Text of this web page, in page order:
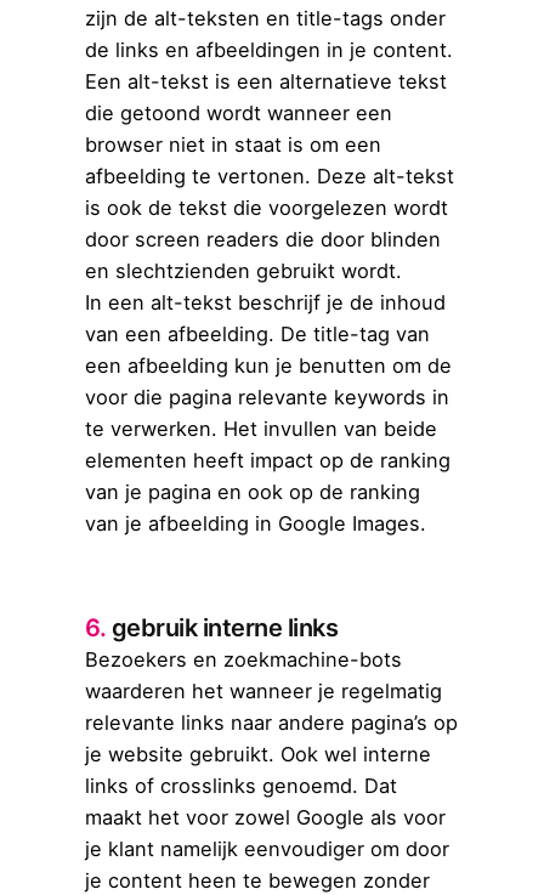
zijn de alt-teksten en title-tags onder
de links en afbeeldingen in je content.
Een alt-tekst is een alternatieve tekst
die getoond wordt wanneer een
browser niet in staat is om een
afbeelding te vertonen. Deze alt-tekst
is ook de tekst die voorgelezen wordt
door screen readers die door blinden
en slechtzienden gebruikt wordt.
In een alt-tekst beschrijf je de inhoud
van een afbeelding. De title-tag van
een afbeelding kun je benutten om de
voor die pagina relevante keywords in
te verwerken. Het invullen van beide
elementen heeft impact op de ranking
van je pagina en ook op de ranking
van je afbeelding in Google Images.
6. gebruik interne links
Bezoekers en zoekmachine-bots
waarderen het wanneer je regelmatig
relevante links naar andere pagina’s op
je website gebruikt. Ook wel interne
links of crosslinks genoemd. Dat
maakt het voor zowel Google als voor
je klant namelijk eenvoudiger om door
je content heen te bewegen zonder